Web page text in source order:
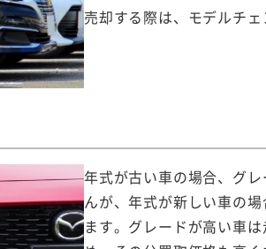
売却する際は、モデルチ
年式が古い車の場合、グ
んが、年式が新しい車の
ます。グレードが高い車